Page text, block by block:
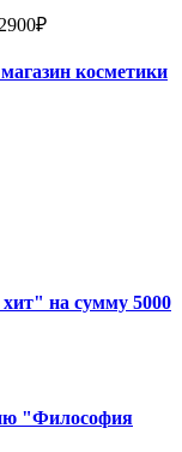
косметики
на сумму 5000
"Философия